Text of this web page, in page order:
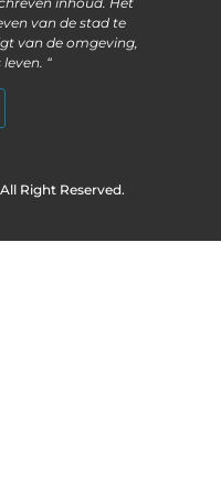
van de stad te
van de omgeving,
“
Right Reserved.